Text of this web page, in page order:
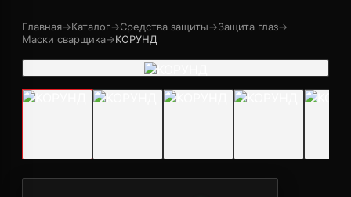
Главная→Каталог→Средства защиты→Защита глаз→
Маски сварщика→КОРУНД